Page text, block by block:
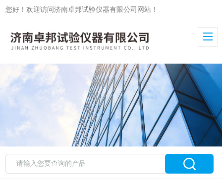
您好！欢迎访问济南卓邦试验仪器有限公司网站！